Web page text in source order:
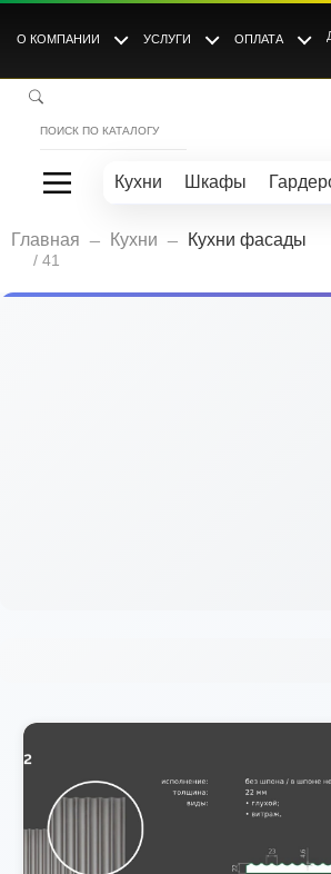
О КОМПАНИИ УСЛУГИ ОПЛАТА
Кухни Шкафы
Главная Кухни Кухни фасады
/ 41